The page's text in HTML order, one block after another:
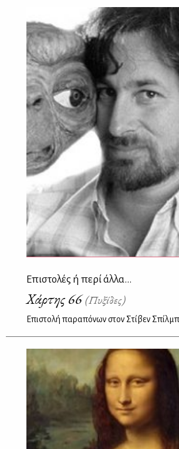
Επιστολές ή περί άλλα...
Χάρτης 66(Πυξίδες)
Επιστολή παραπόνων στον Στίβεν